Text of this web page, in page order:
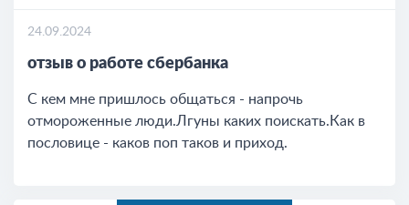
24.09.2024
отзыв о работе сбербанка
С кем мне пришлось общаться - напрочь
отмороженные люди.Лгуны каких поискать.Как в
пословице - каков поп таков и приход.